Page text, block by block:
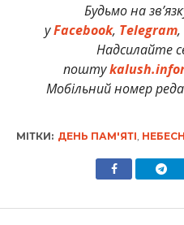
Будьмо на
уFacebook, Telegram,
Надсилайте
пошту
Мобільний номер
МІТКИ: ДЕНЬ ПАМ'ЯТІ